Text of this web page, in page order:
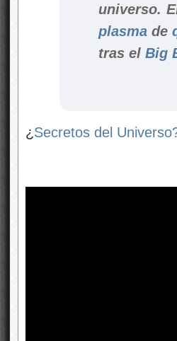
universo.
plasma de
tras el Big
¿ Secretos del